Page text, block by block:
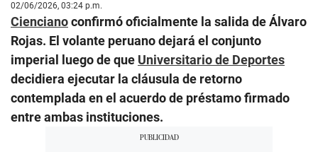
02/06/2026, 03:24 p.m.
Ciencianoconfirmó oficialmente la salida de Álvaro
Rojas. El volante peruano dejará el conjunto
imperial luego de que Universitario de Deportes
decidiera ejecutar la cláusula de retorno
contemplada en el acuerdo de préstamo firmado
entre ambas instituciones.